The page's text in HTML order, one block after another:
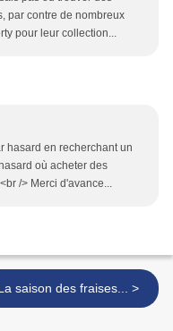
par contre de nombreux
pour leur collection...
hasard en recherchant un
où acheter des
/> Merci d'avance...
La saison des fraises... >